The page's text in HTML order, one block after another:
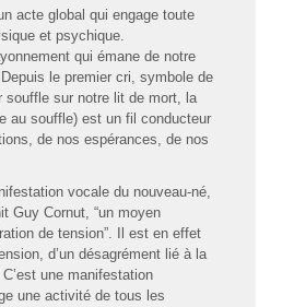
acte global qui engage toute
et psychique.
qui émane de notre
le premier cri, symbole de
souffle sur notre lit de mort, la
au souffle) est un fil conducteur
de nos espérances, de nos
vocale du nouveau-né,
Guy Cornut, “un moyen
de tension”. Il est en effet
d’un désagrément lié à la
une manifestation
une activité de tous les